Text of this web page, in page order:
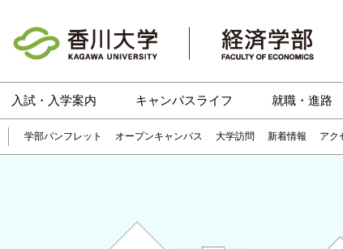
入試・入学案内 キャンパスライフ 就職・進路
学部パンフレット オープンキャンパス 大学訪問 新着情報 アク